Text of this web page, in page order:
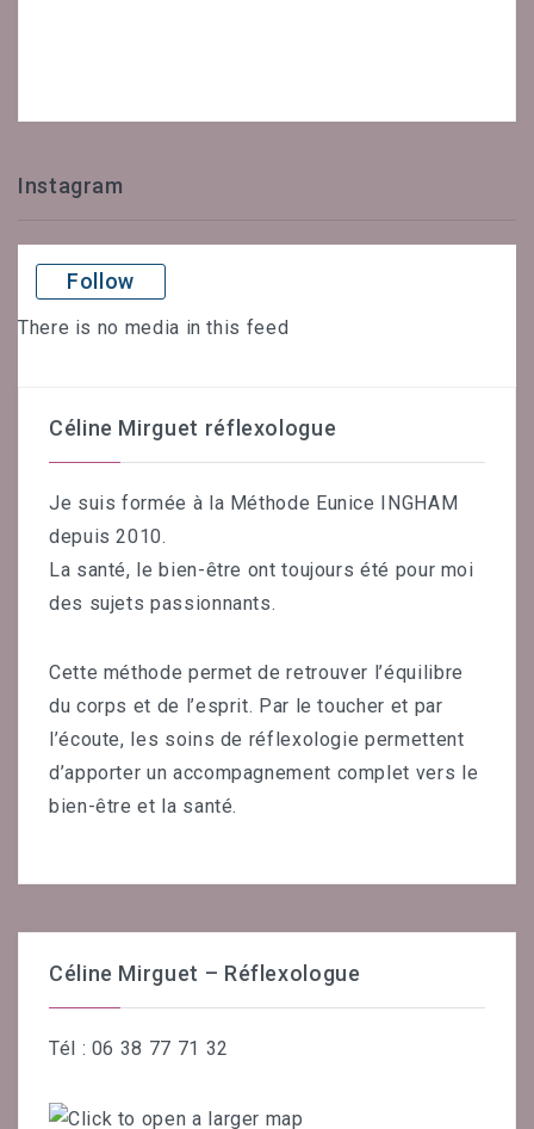
Instagram
Follow
There is no media in this feed
Céline Mirguet réflexologue
Je suis formée à la Méthode Eunice INGHAM
depuis 2010.
La santé, le bien-être ont toujours été pour moi
des sujets passionnants.
Cette méthode permet de retrouver l’équilibre
du corps et de l’esprit. Par le toucher et par
l’écoute, les soins de réflexologie permettent
d’apporter un accompagnement complet vers le
bien-être et la santé.
Céline Mirguet – Réflexologue
Tél : 06 38 77 71 32